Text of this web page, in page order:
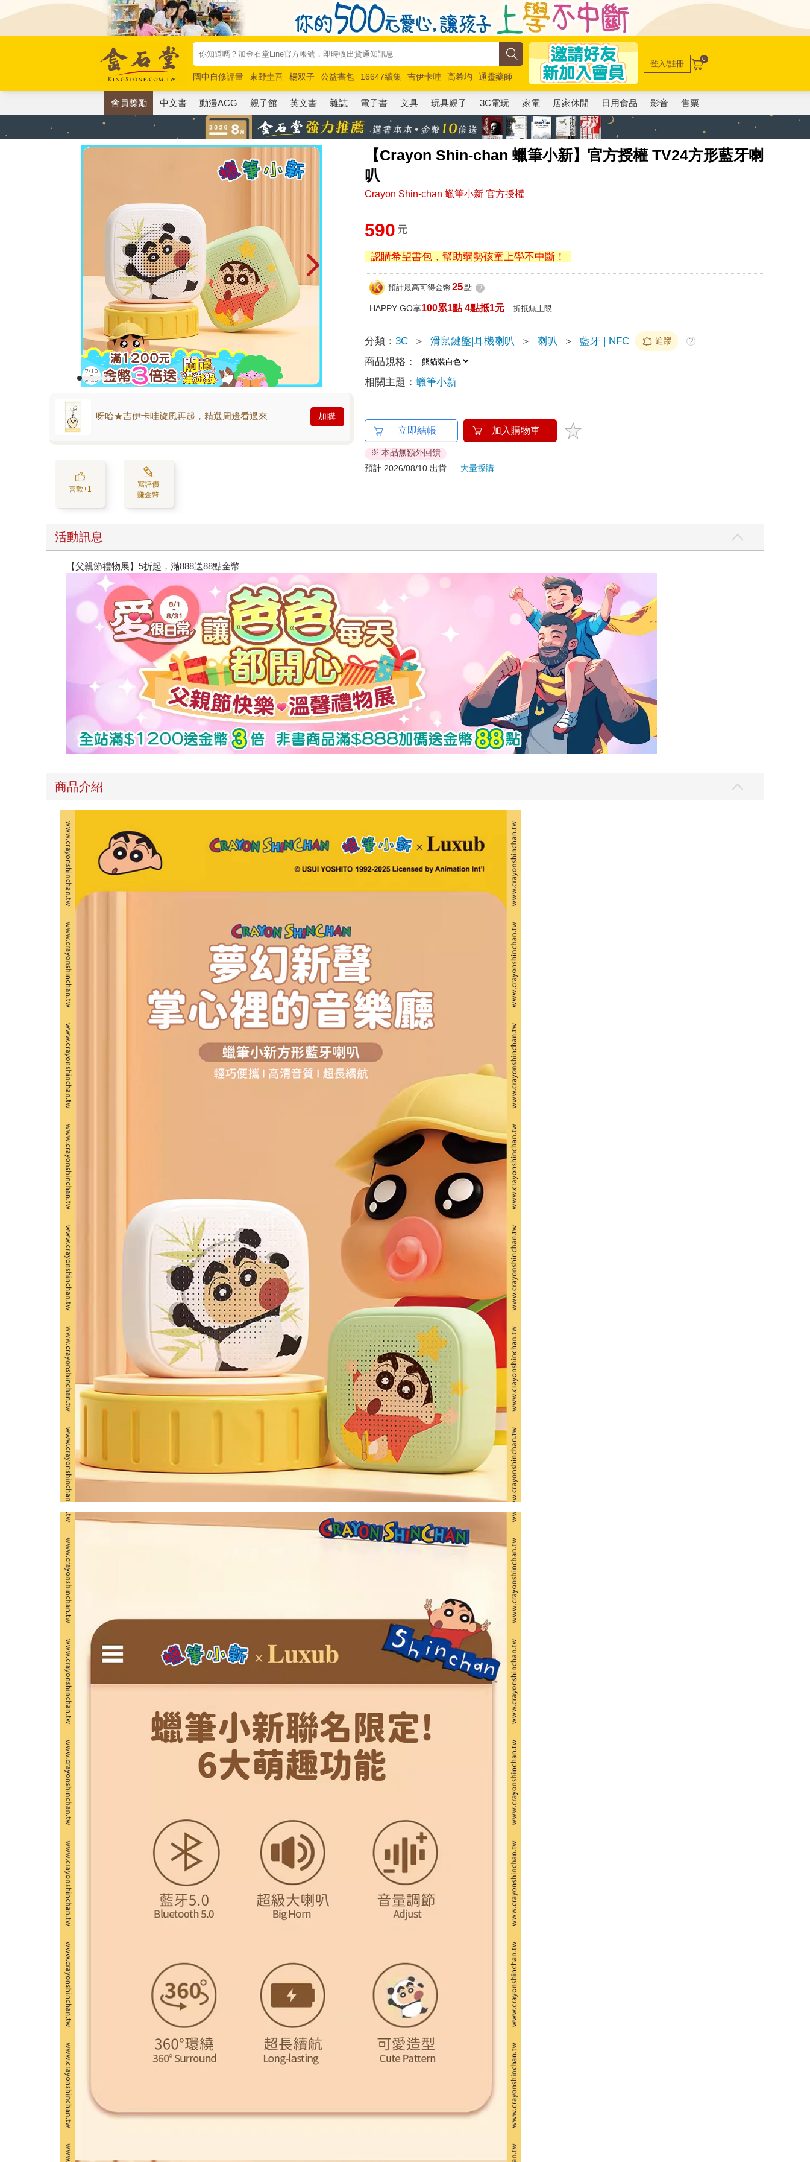
國中自修評量 東野圭吾 楊双子 公益書包 16647續集 吉伊卡哇 高希均
通靈藥師
唯紅花綻放
奧德賽 路邊攤新作 馬斯克 玩具總動員5 超慢跑
登入/註冊 0
會員獎勵 中文書 動漫ACG 親子館 英文書 雜誌 電子書 文具 玩具親子 3C電玩 家電 居家休閒 日用食品 影音 售票
【Crayon Shin-chan 蠟筆小新】官方授權 TV24方形藍牙喇
叭
Crayon Shin-chan 蠟筆小新 官方授權
呀哈★吉伊卡哇旋風再起，精選周邊看過來 加購
喜歡+1
寫評價
賺金幣
590 元
認購希望書包，幫助弱勢孩童上學不中斷！
預計最高可得金幣 25點 ?
HAPPY GO享100累1點 4點抵1元 折抵無上限
分類：3C ＞ 滑鼠鍵盤|耳機喇叭 ＞ 喇叭 ＞ 藍牙 | NFC 追蹤 ?
商品規格：
相關主題：蠟筆小新
立即結帳 加入購物車
※ 本品無額外回饋
預計 2026/08/10 出貨
大量採購
活動訊息
【父親節禮物展】5折起，滿888送88點金幣
商品介紹